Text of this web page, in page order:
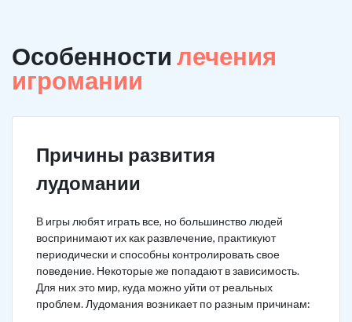
Особенности лечения
игромании
Причины развития
лудомании
В игры любят играть все, но большинство людей
воспринимают их как развлечение, практикуют
периодически и способны контролировать свое
поведение. Некоторые же попадают в зависимость.
Для них это мир, куда можно уйти от реальных
проблем. Лудомания возникает по разным причинам: